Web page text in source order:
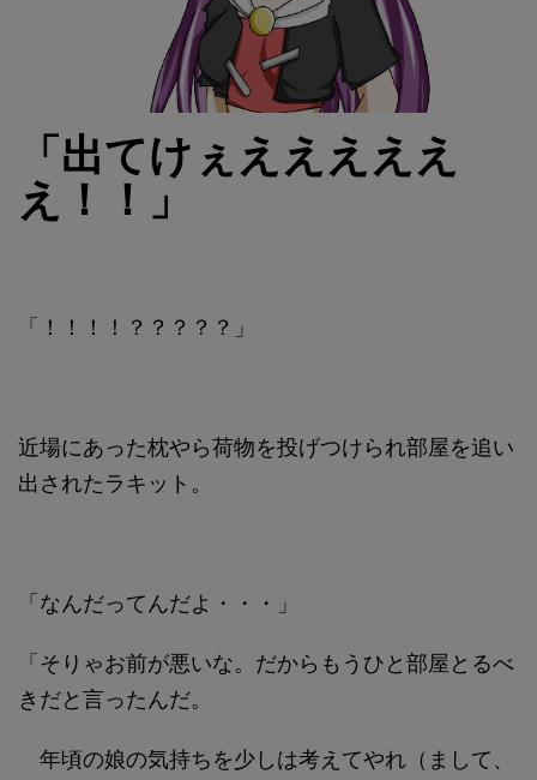
「出てけぇえええええ
え！！」
「！！！！？？？？？」
近場にあった枕やら荷物を投げつけられ部屋を追い
出されたラキット。
「なんだってんだよ・・・」
「そりゃお前が悪いな。だからもうひと部屋とるべ
きだと言ったんだ。
年頃の娘の気持ちを少しは考えてやれ（まして、